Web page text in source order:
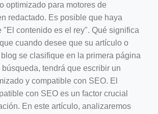
optimizado para motores de
redactado. Es posible que haya
"El contenido es el rey". Qué significa
cuando desee que su artículo o
se clasifique en la primera página
tendrá que escribir un
y compatible con SEO. El
con SEO es un factor crucial
En este artículo, analizaremos